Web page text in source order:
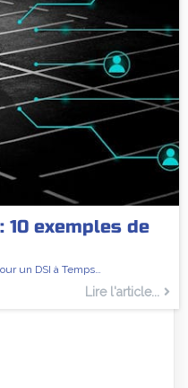
10 exemples de
un DSI à Temps…
Lire l'article...